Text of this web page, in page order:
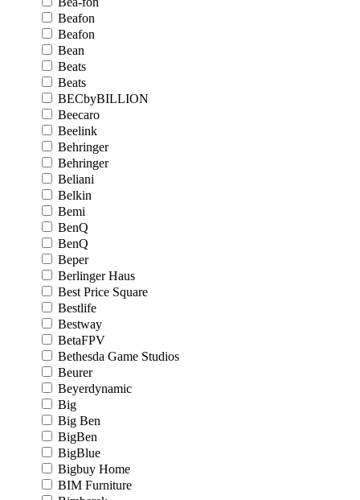
Beafon
Beafon
Bean
Beats
Beats
BECbyBILLION
Beecaro
Beelink
Behringer
Behringer
Beliani
Belkin
Bemi
BenQ
BenQ
Beper
Berlinger Haus
Best Price Square
Bestlife
Bestway
BetaFPV
Bethesda Game Studios
Beurer
Beyerdynamic
Big
Big Ben
BigBen
BigBlue
Bigbuy Home
BIM Furniture